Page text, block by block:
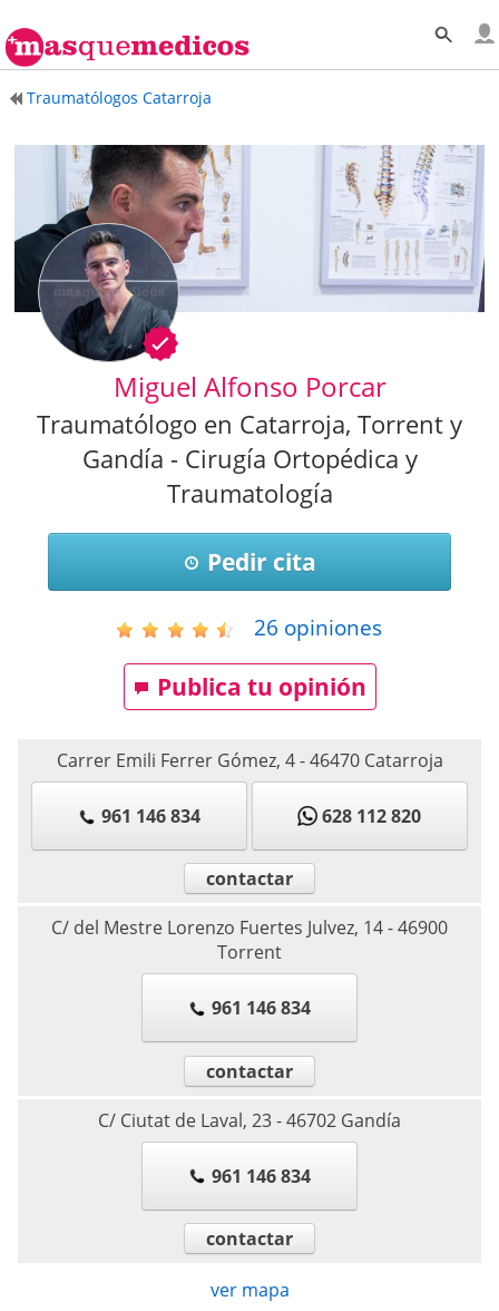
Traumatólogos Catarroja
Miguel Alfonso Porcar
Traumatólogo en Catarroja, Torrent y
Gandía - Cirugía Ortopédica y
Traumatología
Pedir cita
26 opiniones
Publica tu opinión
Carrer Emili Ferrer Gómez, 4-46470 Catarroja
961 146 834 628 112 820
contactar
C/ del Mestre Lorenzo Fuertes Julvez, 14-46900
Torrent
961 146 834
contactar
C/ Ciutat de Laval, 23-46702 Gandía
961 146 834
contactar
ver mapa